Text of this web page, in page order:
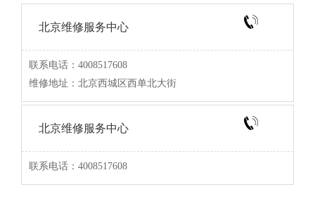
北京维修服务中心
联系电话：4008517608
维修地址：北京西城区西单北大街
北京维修服务中心
联系电话：4008517608